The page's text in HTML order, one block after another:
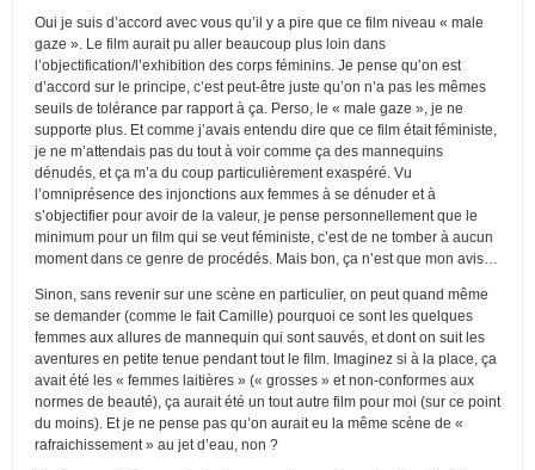
Oui je suis d’accord avec vous qu’il y a pire que ce film niveau « male
gaze ». Le film aurait pu aller beaucoup plus loin dans
l’objectification/l’exhibition des corps féminins. Je pense qu’on est
d’accord sur le principe, c’est peut-être juste qu’on n’a pas les mêmes
seuils de tolérance par rapport à ça. Perso, le « male gaze », je ne
supporte plus. Et comme j’avais entendu dire que ce film était féministe,
je ne m’attendais pas du tout à voir comme ça des mannequins
dénudés, et ça m’a du coup particulièrement exaspéré. Vu
l’omniprésence des injonctions aux femmes à se dénuder et à
s’objectifier pour avoir de la valeur, je pense personnellement que le
minimum pour un film qui se veut féministe, c’est de ne tomber à aucun
moment dans ce genre de procédés. Mais bon, ça n’est que mon avis…
Sinon, sans revenir sur une scène en particulier, on peut quand même
se demander (comme le fait Camille) pourquoi ce sont les quelques
femmes aux allures de mannequin qui sont sauvés, et dont on suit les
aventures en petite tenue pendant tout le film. Imaginez si à la place, ça
avait été les « femmes laitières » (« grosses » et non-conformes aux
normes de beauté), ça aurait été un tout autre film pour moi (sur ce point
du moins). Et je ne pense pas qu’on aurait eu la même scène de «
rafraichissement » au jet d’eau, non ?